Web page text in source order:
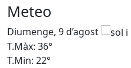
Meteo
Diumenge, 9 d’agost
T.Màx: 36°
T.Min: 22°